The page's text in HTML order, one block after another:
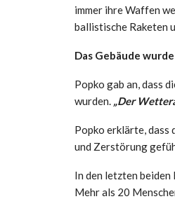
immer ihre Waffen
ballistische Raketen
Das Gebäude
Popko gab an, dass
wurden. „Der
Popko erklärte, dass
und Zerstörung
In den letzten beiden
Mehr als 20